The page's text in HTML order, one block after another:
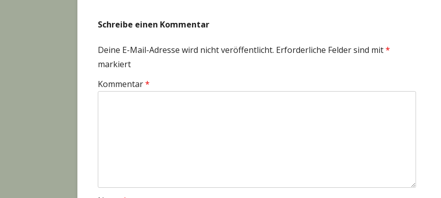
Schreibe einen Kommentar
Deine E-Mail-Adresse wird nicht veröffentlicht. Erforderliche Felder sind mit*
markiert
Kommentar*